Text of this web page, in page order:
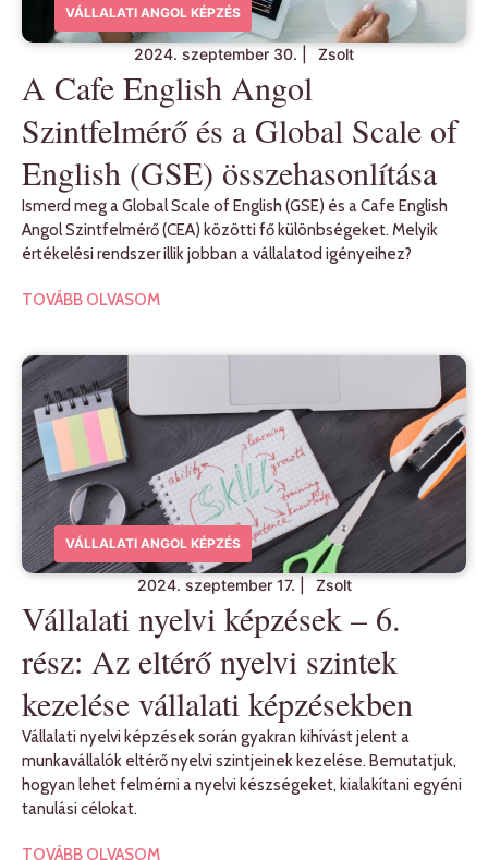
VÁLLALATI ANGOL KÉPZÉS
2024. szeptember 30. Zsolt
A Cafe English Angol
Szintfelmérő és a Global Scale of
English (GSE) összehasonlítása
Ismerd meg a Global Scale of English (GSE) és a Cafe English
Angol Szintfelmérő (CEA) közötti fő különbségeket. Melyik
értékelési rendszer illik jobban a vállalatod igényeihez?
TOVÁBB OLVASOM
VÁLLALATI ANGOL KÉPZÉS
2024. szeptember 17. Zsolt
Vállalati nyelvi képzések – 6.
rész: Az eltérő nyelvi szintek
kezelése vállalati képzésekben
Vállalati nyelvi képzések során gyakran kihívást jelent a
munkavállalók eltérő nyelvi szintjeinek kezelése. Bemutatjuk,
hogyan lehet felmérni a nyelvi készségeket, kialakítani egyéni
tanulási célokat.
TOVÁBB OLVASOM